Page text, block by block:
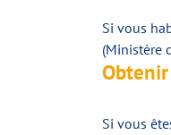
Si vous
(Ministère
Si vous